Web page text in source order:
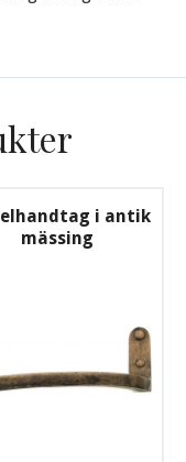
i antik
mässing